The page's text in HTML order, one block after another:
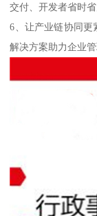
交付、开发者省时省
6、让产业链协同更
解决方案助力企业